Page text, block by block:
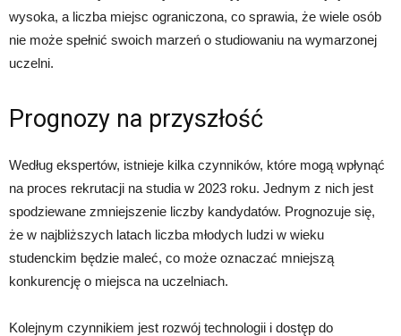
wysoka, a liczba miejsc ograniczona, co sprawia, że ​​wiele osób
nie może spełnić swoich marzeń o studiowaniu na wymarzonej
uczelni.
Prognozy na przyszłość
Według ekspertów, istnieje kilka czynników, które mogą wpłynąć
na proces rekrutacji na studia w 2023 roku. Jednym z nich jest
spodziewane zmniejszenie liczby kandydatów. Prognozuje się,
że w najbliższych latach liczba młodych ludzi w wieku
studenckim będzie maleć, co może oznaczać mniejszą
konkurencję o miejsca na uczelniach.
Kolejnym czynnikiem jest rozwój technologii i dostęp do